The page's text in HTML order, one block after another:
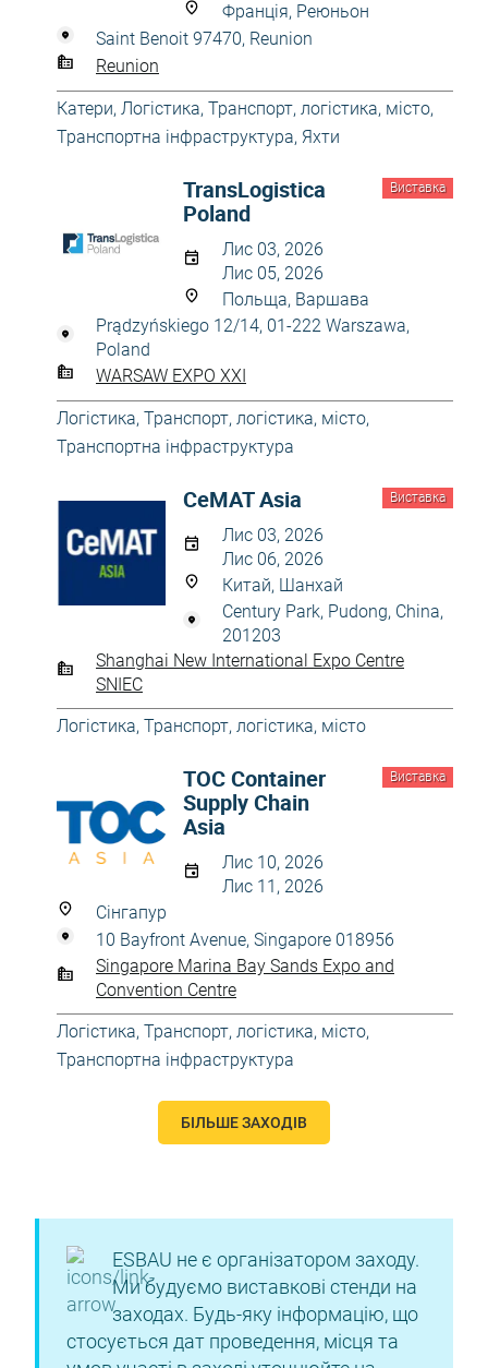
Франція, Реюньон
Saint Benoit 97470, Reunion
Reunion
Катери, Логістика, Транспорт, логістика, місто,
Транспортна інфраструктура, Яхти
Виставка
TransLogistica
Poland
Лис 03, 2026
Лис 05, 2026
Польща, Варшава
Prądzyńskiego 12/14, 01-222 Warszawa,
Poland
WARSAW EXPO XXI
Логістика, Транспорт, логістика, місто,
Транспортна інфраструктура
Виставка
CeMAT Asia
Лис 03, 2026
Лис 06, 2026
Китай, Шанхай
Century Park, Pudong, China,
201203
Shanghai New International Expo Centre
SNIEC
Логістика, Транспорт, логістика, місто
Виставка
TOC Container
Supply Chain
Asia
Лис 10, 2026
Лис 11, 2026
Сінгапур
10 Bayfront Avenue, Singapore 018956
Singapore Marina Bay Sands Expo and
Convention Centre
Логістика, Транспорт, логістика, місто,
Транспортна інфраструктура
БІЛЬШЕ ЗАХОДІВ
ESBAU не є організатором заходу.
Ми будуємо виставкові стенди на
заходах. Будь-яку інформацію, що
стосується дат проведення, місця та